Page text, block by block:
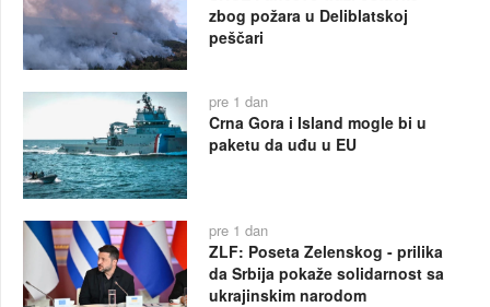
zbog požara u Deliblatskoj
peščari
pre 1 dan
Crna Gora i Island mogle bi u
paketu da uđu u EU
pre 1 dan
ZLF: Poseta Zelenskog - prilika
da Srbija pokaže solidarnost sa
ukrajinskim narodom